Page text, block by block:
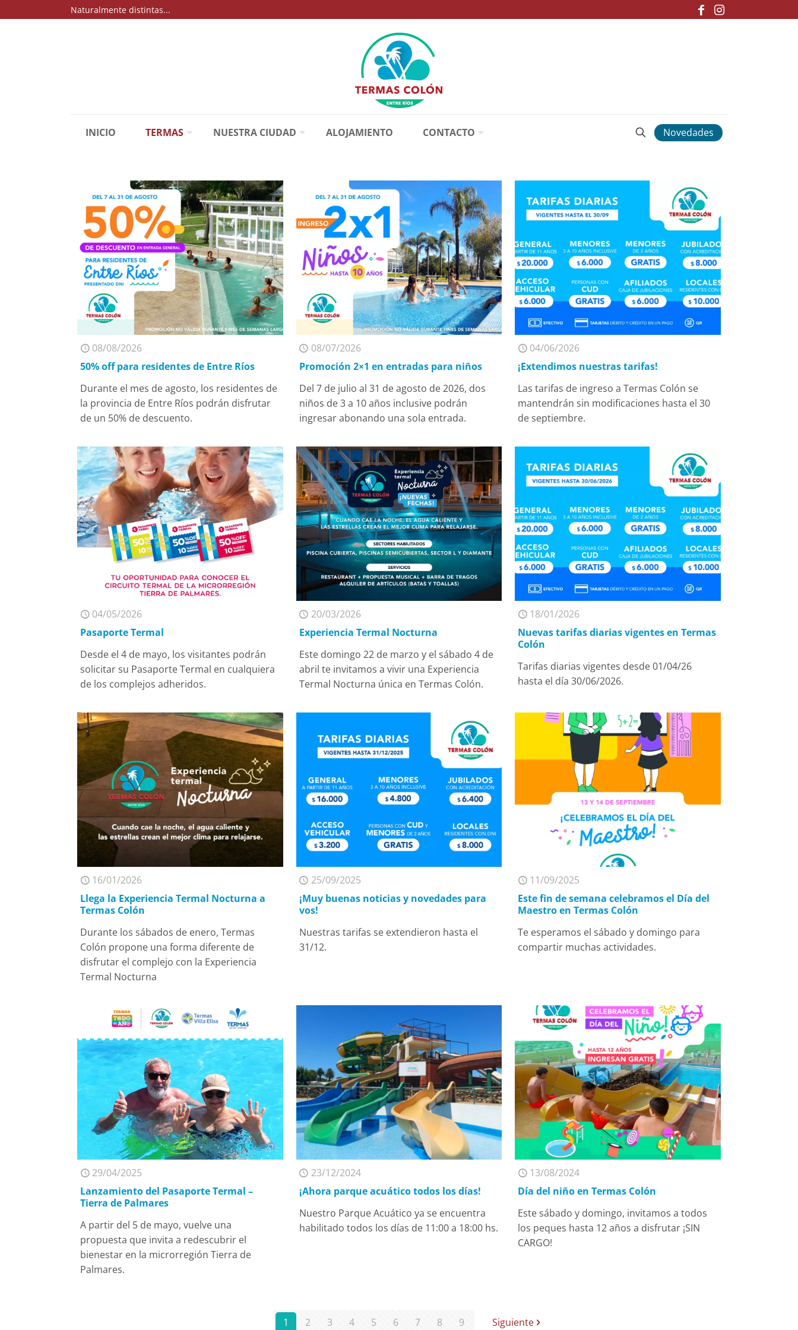
Naturalmente distintas...
INICIO TERMAS NUESTRA CIUDAD ALOJAMIENTO CONTACTO Novedades
08/08/2026
50% off para residentes de Entre Ríos
Durante el mes de agosto, los residentes de
la provincia de Entre Ríos podrán disfrutar
de un 50% de descuento.
08/07/2026
Promoción 2×1 en entradas para niños
Del 7 de julio al 31 de agosto de 2026, dos
niños de 3 a 10 años inclusive podrán
ingresar abonando una sola entrada.
04/06/2026
¡Extendimos nuestras tarifas!
Las tarifas de ingreso a Termas Colón se
mantendrán sin modificaciones hasta el 30
de septiembre.
04/05/2026
Pasaporte Termal
Desde el 4 de mayo, los visitantes podrán
solicitar su Pasaporte Termal en cualquiera
de los complejos adheridos.
20/03/2026
Experiencia Termal Nocturna
Este domingo 22 de marzo y el sábado 4 de
abril te invitamos a vivir una Experiencia
Termal Nocturna única en Termas Colón.
18/01/2026
Nuevas tarifas diarias vigentes en Termas
Colón
Tarifas diarias vigentes desde 01/04/26
hasta el día 30/06/2026.
16/01/2026
Llega la Experiencia Termal Nocturna a
Termas Colón
Durante los sábados de enero, Termas
Colón propone una forma diferente de
disfrutar el complejo con la Experiencia
Termal Nocturna
25/09/2025
¡Muy buenas noticias y novedades para
vos!
Nuestras tarifas se extendieron hasta el
31/12.
11/09/2025
Este fin de semana celebramos el Día del
Maestro en Termas Colón
Te esperamos el sábado y domingo para
compartir muchas actividades.
29/04/2025
Lanzamiento del Pasaporte Termal –
Tierra de Palmares
A partir del 5 de mayo, vuelve una
propuesta que invita a redescubrir el
bienestar en la microrregión Tierra de
Palmares.
23/12/2024
¡Ahora parque acuático todos los días!
Nuestro Parque Acuático ya se encuentra
habilitado todos los días de 11:00 a 18:00 hs.
13/08/2024
Día del niño en Termas Colón
Este sábado y domingo, invitamos a todos
los peques hasta 12 años a disfrutar ¡SIN
CARGO!
1 2 3 4 5 6 7 8 9 Siguiente